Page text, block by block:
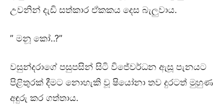
උවනින් දැඩි සත්කාර ඒකකය දෙස බැලුවාය.
” මනූ කෝ..?”
වසුන්දරාගේ පසුපසින් සිටි විජේවර්ධන ඇසූ පැනයට
පිළිතුරක් දීමට නොහැකි වූ ෂියෝනා තව දුරටත් මුහුණ
අඳුරු කර ගත්තාය.